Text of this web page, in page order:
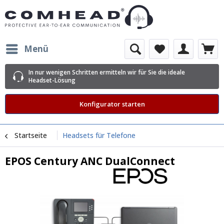
Menü
In nur wenigen Schritten ermitteln wir für Sie die ideale
Headset-Lösung
Konfigurator starten
Startseite Headsets für Telefone
EPOS Century ANC DualConnect